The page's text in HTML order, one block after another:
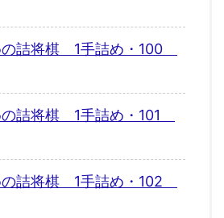
の詰将棋 1手詰め・100
の詰将棋 1手詰め・101
の詰将棋 1手詰め・102